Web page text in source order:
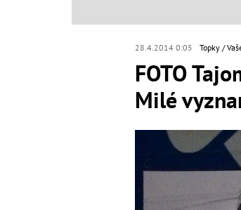
28.4.2014 0:05 Topky
FOTO
Milé